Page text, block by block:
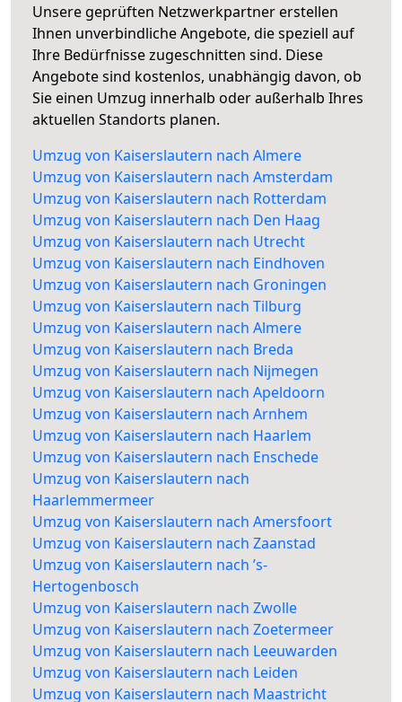
Unsere geprüften Netzwerkpartner erstellen
Ihnen unverbindliche Angebote, die speziell auf
Ihre Bedürfnisse zugeschnitten sind. Diese
Angebote sind kostenlos, unabhängig davon, ob
Sie einen Umzug innerhalb oder außerhalb Ihres
aktuellen Standorts planen.
Umzug von Kaiserslautern nach Almere
Umzug von Kaiserslautern nach Amsterdam
Umzug von Kaiserslautern nach Rotterdam
Umzug von Kaiserslautern nach Den Haag
Umzug von Kaiserslautern nach Utrecht
Umzug von Kaiserslautern nach Eindhoven
Umzug von Kaiserslautern nach Groningen
Umzug von Kaiserslautern nach Tilburg
Umzug von Kaiserslautern nach Almere
Umzug von Kaiserslautern nach Breda
Umzug von Kaiserslautern nach Nijmegen
Umzug von Kaiserslautern nach Apeldoorn
Umzug von Kaiserslautern nach Arnhem
Umzug von Kaiserslautern nach Haarlem
Umzug von Kaiserslautern nach Enschede
Umzug von Kaiserslautern nach
Haarlemmermeer
Umzug von Kaiserslautern nach Amersfoort
Umzug von Kaiserslautern nach Zaanstad
Umzug von Kaiserslautern nach ’s-
Hertogenbosch
Umzug von Kaiserslautern nach Zwolle
Umzug von Kaiserslautern nach Zoetermeer
Umzug von Kaiserslautern nach Leeuwarden
Umzug von Kaiserslautern nach Leiden
Umzug von Kaiserslautern nach Maastricht